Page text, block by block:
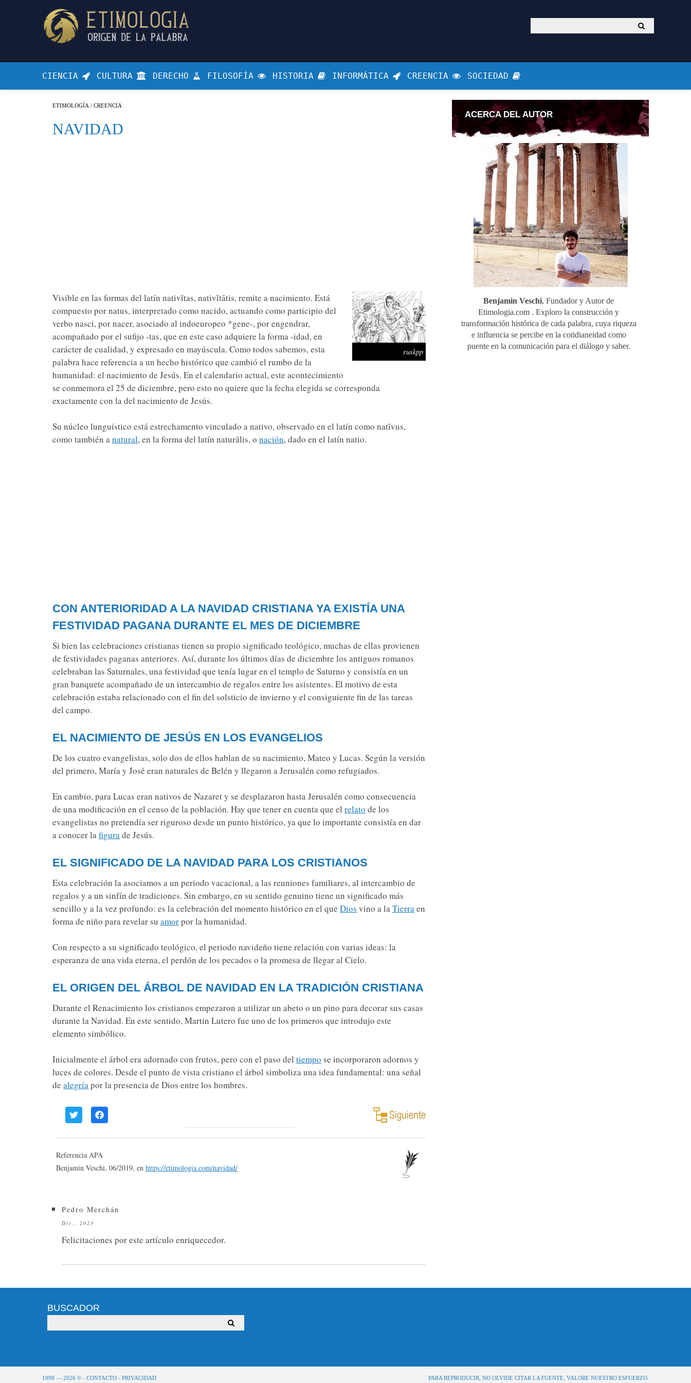
CIENCIA CULTURA DERECHO FILOSOFÍA HISTORIA INFORMÁTICA CREENCIA SOCIEDAD
ETIMOLOGÍA / CREENCIA
NAVIDAD
ruskpp
Visible en las formas del latín nativĭtas, nativĭtātis, remite a nacimiento. Está
compuesto por natus, interpretado como nacido, actuando como participio del
verbo nasci, por nacer, asociado al indoeuropeo *gene-, por engendrar,
acompañado por el sufijo -tas, que en este caso adquiere la forma -idad, en
carácter de cualidad, y expresado en mayúscula. Como todos sabemos, esta
palabra hace referencia a un hecho histórico que cambió el rumbo de la
humanidad: el nacimiento de Jesús. En el calendario actual, este acontecimiento
se conmemora el 25 de diciembre, pero esto no quiere que la fecha elegida se corresponda
exactamente con la del nacimiento de Jesús.
Su núcleo lunguístico está estrechamento vinculado a nativo, observado en el latín como natīvus,
como también anatural, en la forma del latín naturālis, o nación, dado en el latín natio.
CON ANTERIORIDAD A LA NAVIDAD CRISTIANA YA EXISTÍA UNA
FESTIVIDAD PAGANA DURANTE EL MES DE DICIEMBRE
Si bien las celebraciones cristianas tienen su propio significado teológico, muchas de ellas provienen
de festividades paganas anteriores. Así, durante los últimos días de diciembre los antiguos romanos
celebraban las Saturnales, una festividad que tenía lugar en el templo de Saturno y consistía en un
gran banquete acompañado de un intercambio de regalos entre los asistentes. El motivo de esta
celebración estaba relacionado con el fin del solsticio de invierno y el consiguiente fin de las tareas
del campo.
EL NACIMIENTO DE JESÚS EN LOS EVANGELIOS
De los cuatro evangelistas, solo dos de ellos hablan de su nacimiento, Mateo y Lucas. Según la versión
del primero, María y José eran naturales de Belén y llegaron a Jerusalén como refugiados.
En cambio, para Lucas eran nativos de Nazaret y se desplazaron hasta Jerusalén como consecuencia
de una modificación en el censo de la población. Hay que tener en cuenta que el relato de los
evangelistas no pretendía ser riguroso desde un punto histórico, ya que lo importante consistía en dar
a conocer lafigurade Jesús.
EL SIGNIFICADO DE LA NAVIDAD PARA LOS CRISTIANOS
Esta celebración la asociamos a un periodo vacacional, a las reuniones familiares, al intercambio de
regalos y a un sinfín de tradiciones. Sin embargo, en su sentido genuino tiene un significado más
sencillo y a la vez profundo: es la celebración del momento histórico en el que Dios vino a laTierraen
forma de niño para revelar su amorpor la humanidad.
Con respecto a su significado teológico, el periodo navideño tiene relación con varias ideas: la
esperanza de una vida eterna, el perdón de los pecados o la promesa de llegar al Cielo.
EL ORIGEN DEL ÁRBOL DE NAVIDAD EN LA TRADICIÓN CRISTIANA
Durante el Renacimiento los cristianos empezaron a utilizar un abeto o un pino para decorar sus casas
durante la Navidad. En este sentido, Martin Lutero fue uno de los primeros que introdujo este
elemento simbólico.
Inicialmente el árbol era adornado con frutos, pero con el paso del tiempo se incorporaron adornos y
luces de colores. Desde el punto de vista cristiano el árbol simboliza una idea fundamental: una señal
de alegríapor la presencia de Dios entre los hombres.
Referencia APA
Benjamin Veschi, 06/2019, enhttps://etimologia.com/navidad/
Pedro Merchán
Dic., 2023
Felicitaciones por este artículo enriquecedor.
ACERCA DEL AUTOR
Benjamin Veschi, Fundador y Autor de
Etimologia.com . Exploro la construcción y
transformación histórica de cada palabra, cuya riqueza
e influencia se percibe en la cotidianeidad como
puente en la comunicación para el diálogo y saber.
BUSCADOR
1998 — 2026 © - CONTACTO- PRIVACIDAD PARA REPRODUCIR, NO OLVIDE CITAR LA FUENTE, VALORE NUESTRO ESFUERZO.